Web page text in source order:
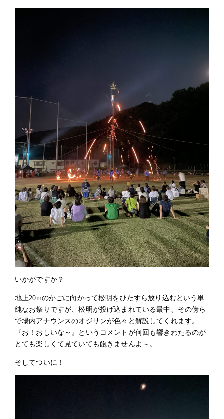
いかがですか？
地上20mのかごに向かって松明をひたすら放り込むという単
純なお祭りですが、松明が投げ込まれている最中、その傍ら
で場内アナウンスのオジサンが色々と解説してくれます。
『お！おしいな～』というコメントが何回も響きわたるのが
とても楽しくて見ていても飽きませんよ～。
そしてついに！